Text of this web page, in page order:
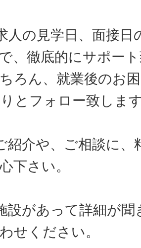
人の見学日、面接日
、徹底的にサポー
ろん、就業後のお
とフォロー致しま
紹介や、ご相談に
下さい。
設があって詳細が
せください。